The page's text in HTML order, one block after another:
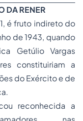
DA RENER
é fruto indireto do
de 1943, quando
Getúlio Vargas
constituiriam a
do Exército e de
reconhecida a